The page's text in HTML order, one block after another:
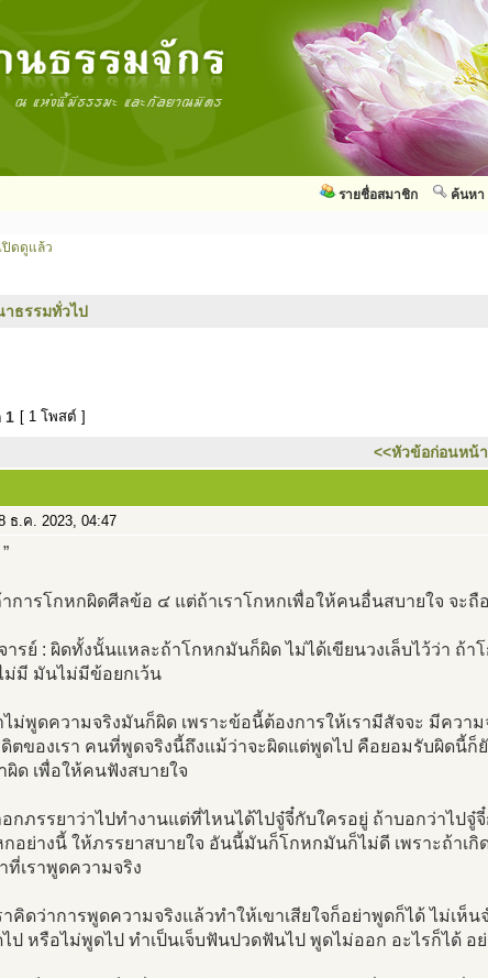
ค้นหา
รายชื่อสมาชิก
ปิดดูแล้ว
ธรรมทั่วไป
1 [ 1 โพสต์ ]
<<หัวข้อก่อนหน้า
ธ.ค. 2023, 04:47
การโกหกผิดศีลข้อ ๔ แต่ถ้าเราโกหกเพื่อให้คนอื่นสบายใจ จะถื
ารย์ : ผิดทั้งนั้นแหละถ้าโกหกมันก็ผิด ไม่ได้เขียนวงเล็บไว้ว่า ถ้
ม่มี มันไม่มีข้อยกเว้น
ไม่พูดความจริงมันก็ผิด เพราะข้อนี้ต้องการให้เรามีสัจจะ มีความ
ดิตของเรา คนที่พูดจริงนี้ถึงแม้ว่าจะผิดแต่พูดไป คือยอมรับผิดนี้
ผิด เพื่อให้คนฟังสบายใจ
กภรรยาว่าไปทำงานแต่ที่ไหนได้ไปจู๋จี๋กับใครอยู่ ถ้าบอกว่าไปจู๋จี๋
กอย่างนี้ ให้ภรรยาสบายใจ อันนี้มันก็โกหกมันก็ไม่ดี เพราะถ้าเกิ
ที่เราพูดความจริง
าคิดว่าการพูดความจริงแล้วทำให้เขาเสียใจก็อย่าพูดก็ได้ ไม่เห็น
ไป หรือไม่พูดไป ทำเป็นเจ็บฟันปวดฟันไป พูดไม่ออก อะไรก็ได้ อ